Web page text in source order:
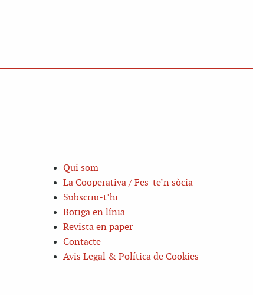
Qui som
La Cooperativa / Fes-te’n sòcia
Subscriu-t’hi
Botiga en línia
Revista en paper
Contacte
Avis Legal & Política de Cookies